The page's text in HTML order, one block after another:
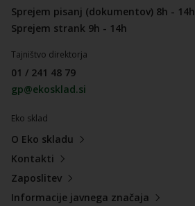
Sprejem pisanj (dokumentov) 8h - 14h
Sprejem strank 9h - 14h
Tajništvo direktorja
01 / 241 48 79
gp@ekosklad.si
Eko sklad
O Eko skladu
Kontakti
Zaposlitev
Informacije javnega značaja